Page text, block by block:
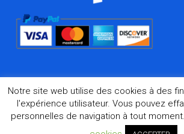
©2026 Dharma.fr, la boutique de l'Asie
Notre site web utilise des cookies à des
l'expérience utilisateur. Vous pouvez
personnelles de navigation à tout moment.